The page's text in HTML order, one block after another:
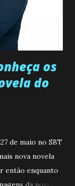
os
do
de maio no SBT
nova novela
então enquanto